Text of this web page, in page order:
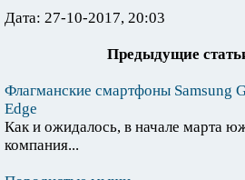
Дата: 27-10-2017, 20:03
Предыдущие
Флагманские смартфоны Samsung
Edge
Как и ожидалось, в начале марта
компания...